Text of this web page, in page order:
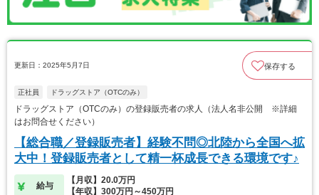
更新日：2025年5月7日 保存する
正社員 ドラッグストア（OTCのみ）
ドラッグストア（OTCのみ）の登録販売者の求人（法人名非公開 ※詳細
はお問合せください）
【総合職／登録販売者】経験不問◎北陸から全国へ拡
大中！登録販売者として精一杯成長できる環境です♪
給与
【月収】20.0万円
【年収】300万円～450万円